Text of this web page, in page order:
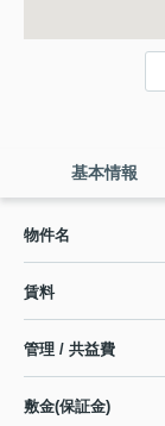
基本情報
物件名
賃料
管理 / 共益費
敷金(保証金)